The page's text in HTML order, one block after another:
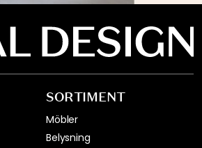
SORTIMENT
Möbler
Belysning